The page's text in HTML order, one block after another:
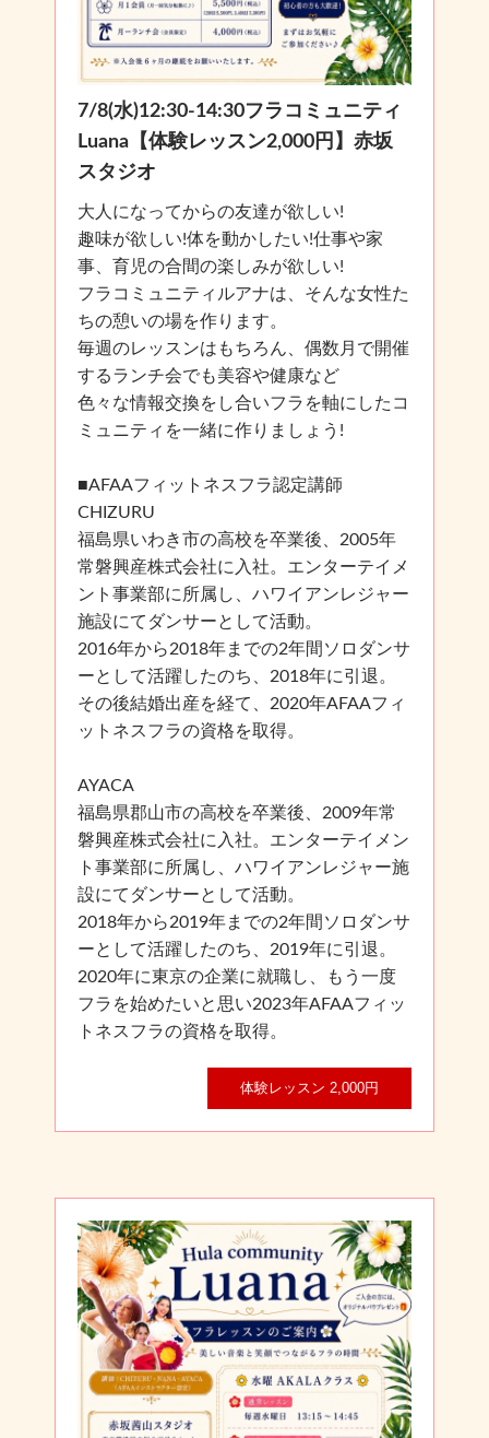
7/8(水)12:30-14:30フラコミュニティ
Luana【体験レッスン2,000円】赤坂
スタジオ
大人になってからの友達が欲しい!
趣味が欲しい!体を動かしたい!仕事や家
事、育児の合間の楽しみが欲しい!
フラコミュニティルアナは、そんな女性た
ちの憩いの場を作ります。
毎週のレッスンはもちろん、偶数月で開催
するランチ会でも美容や健康など
色々な情報交換をし合いフラを軸にしたコ
ミュニティを一緒に作りましょう!
■AFAAフィットネスフラ認定講師
CHIZURU
福島県いわき市の高校を卒業後、2005年
常磐興産株式会社に入社。エンターテイメ
ント事業部に所属し、ハワイアンレジャー
施設にてダンサーとして活動。
2016年から2018年までの2年間ソロダンサ
ーとして活躍したのち、2018年に引退。
その後結婚出産を経て、2020年AFAAフィ
ットネスフラの資格を取得。
AYACA
福島県郡山市の高校を卒業後、2009年常
磐興産株式会社に入社。エンターテイメン
ト事業部に所属し、ハワイアンレジャー施
設にてダンサーとして活動。
2018年から2019年までの2年間ソロダンサ
ーとして活躍したのち、2019年に引退。
2020年に東京の企業に就職し、もう一度
フラを始めたいと思い2023年AFAAフィッ
トネスフラの資格を取得。
体験レッスン 2,000円